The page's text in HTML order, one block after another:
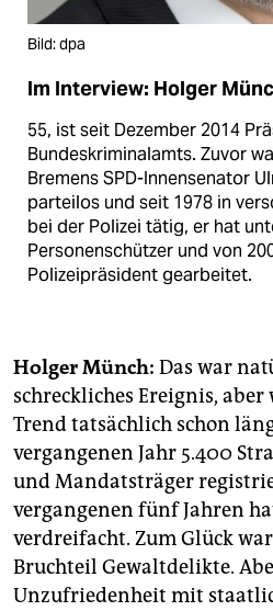
Bild: dpa
Im Interview: Holger
55, ist seit Dezember 2014
Bundeskriminalamts. Zuvor
Bremens SPD-Innensenator
parteilos und seit 1978 in
bei der Polizei tätig, er hat
Personenschützer und von
Polizei­präsident gearbeitet.
Holger Münch: Das war
schreckliches Ereignis,
Trend tatsächlich schon
vergangenen Jahr 5.400
und Mandatsträger
vergangenen fünf Jahren
verdreifacht. Zum Glück
Bruchteil Gewaltdelikte.
Unzufriedenheit mit